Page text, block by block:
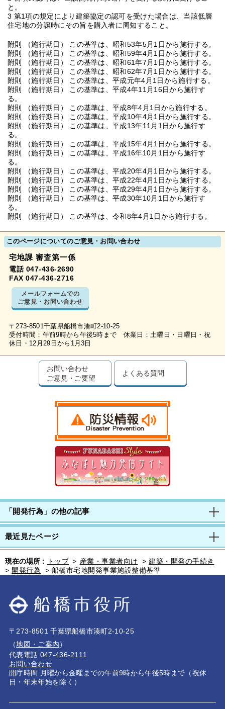
と。
3 第1項の規定により建築協定の認可を受けた場合は、当該低層
住宅地の分譲時にその旨を購入者に周知すること。
附則 （施行期日） この基準は、昭和53年5月1日から施行する。
附則 （施行期日） この基準は、昭和59年4月1日から施行する。
附則 （施行期日） この基準は、昭和61年7月1日から施行する。
附則 （施行期日） この基準は、昭和62年7月1日から施行する。
附則 （施行期日） この基準は、平成元年4月1日から施行する。
附則 （施行期日） この基準は、平成4年11月16日から施行す
る。
附則 （施行期日） この基準は、平成8年4月1日から施行する。
附則 （施行期日） この基準は、平成10年4月1日から施行する。
附則 （施行期日） この基準は、平成13年11月1日から施行す
る。
附則 （施行期日） この基準は、平成15年4月1日から施行する。
附則 （施行期日） この基準は、平成16年10月1日から施行す
る。
附則 （施行期日） この基準は、平成20年4月1日から施行する。
附則 （施行期日） この基準は、平成22年4月1日から施行する。
附則 （施行期日） この基準は、平成29年4月1日から施行する。
附則 （施行期日） この基準は、平成30年10月1日から施行す
る。
附則 （施行期日） この基準は、令和8年4月1日から施行する。
このページについてのご意見・お問い合わせ
宅地課 審査第一係
電話 047-436-2690
FAX 047-436-2716
メールフォームでの
ご意見・お問い合わせ
〒273-8501千葉県船橋市湊町2-10-25
受付時間：午前9時から午後5時まで 休業日：土曜日・日曜日・祝
休日・12月29日から1月3日
お問い合わせ
ご意見・ご要望
よくある質問
「開発行為」の他の記事
最近見たページ
現在の場所 : トップ > 産業・事業者向け > 建築・開発の手続き
> 開発行為 > 船橋市宅地開発事業施設整備基準
〒273-8501 千葉県船橋市湊町2-10-25
（地図・ご案内）
代表電話 047-436-2111
お問い合わせ
開庁時間 月曜から金曜までの午前9時から午後5時まで（祝休
日・年末年始を除く）